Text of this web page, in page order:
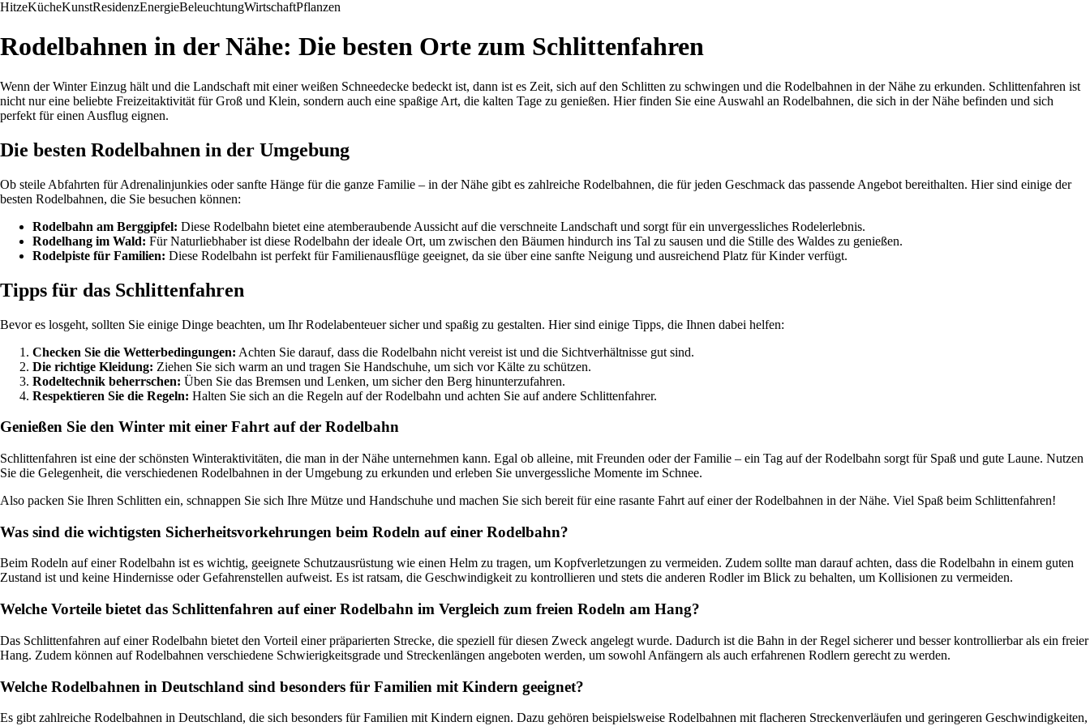
HitzeKücheKunstResidenzEnergieBeleuchtungWirtschaftPflanzen
Rodelbahnen in der Nähe: Die besten Orte zum Schlittenfahren
Wenn der Winter Einzug hält und die Landschaft mit einer weißen Schneedecke bedeckt ist, dann ist es Zeit, sich auf den Schlitten zu schwingen und die Rodelbahnen in der Nähe zu erkunden. Schlittenfahren ist
nicht nur eine beliebte Freizeitaktivität für Groß und Klein, sondern auch eine spaßige Art, die kalten Tage zu genießen. Hier finden Sie eine Auswahl an Rodelbahnen, die sich in der Nähe befinden und sich
perfekt für einen Ausflug eignen.
Die besten Rodelbahnen in der Umgebung
Ob steile Abfahrten für Adrenalinjunkies oder sanfte Hänge für die ganze Familie – in der Nähe gibt es zahlreiche Rodelbahnen, die für jeden Geschmack das passende Angebot bereithalten. Hier sind einige der
besten Rodelbahnen, die Sie besuchen können:
Rodelbahn am Berggipfel: Diese Rodelbahn bietet eine atemberaubende Aussicht auf die verschneite Landschaft und sorgt für ein unvergessliches Rodelerlebnis.
Rodelhang im Wald: Für Naturliebhaber ist diese Rodelbahn der ideale Ort, um zwischen den Bäumen hindurch ins Tal zu sausen und die Stille des Waldes zu genießen.
Rodelpiste für Familien: Diese Rodelbahn ist perfekt für Familienausflüge geeignet, da sie über eine sanfte Neigung und ausreichend Platz für Kinder verfügt.
Tipps für das Schlittenfahren
Bevor es losgeht, sollten Sie einige Dinge beachten, um Ihr Rodelabenteuer sicher und spaßig zu gestalten. Hier sind einige Tipps, die Ihnen dabei helfen:
Checken Sie die Wetterbedingungen: Achten Sie darauf, dass die Rodelbahn nicht vereist ist und die Sichtverhältnisse gut sind.
Die richtige Kleidung: Ziehen Sie sich warm an und tragen Sie Handschuhe, um sich vor Kälte zu schützen.
Rodeltechnik beherrschen: Üben Sie das Bremsen und Lenken, um sicher den Berg hinunterzufahren.
Respektieren Sie die Regeln: Halten Sie sich an die Regeln auf der Rodelbahn und achten Sie auf andere Schlittenfahrer.
Genießen Sie den Winter mit einer Fahrt auf der Rodelbahn
Schlittenfahren ist eine der schönsten Winteraktivitäten, die man in der Nähe unternehmen kann. Egal ob alleine, mit Freunden oder der Familie – ein Tag auf der Rodelbahn sorgt für Spaß und gute Laune. Nutzen
Sie die Gelegenheit, die verschiedenen Rodelbahnen in der Umgebung zu erkunden und erleben Sie unvergessliche Momente im Schnee.
Also packen Sie Ihren Schlitten ein, schnappen Sie sich Ihre Mütze und Handschuhe und machen Sie sich bereit für eine rasante Fahrt auf einer der Rodelbahnen in der Nähe. Viel Spaß beim Schlittenfahren!
Was sind die wichtigsten Sicherheitsvorkehrungen beim Rodeln auf einer Rodelbahn?
Beim Rodeln auf einer Rodelbahn ist es wichtig, geeignete Schutzausrüstung wie einen Helm zu tragen, um Kopfverletzungen zu vermeiden. Zudem sollte man darauf achten, dass die Rodelbahn in einem guten
Zustand ist und keine Hindernisse oder Gefahrenstellen aufweist. Es ist ratsam, die Geschwindigkeit zu kontrollieren und stets die anderen Rodler im Blick zu behalten, um Kollisionen zu vermeiden.
Welche Vorteile bietet das Schlittenfahren auf einer Rodelbahn im Vergleich zum freien Rodeln am Hang?
Das Schlittenfahren auf einer Rodelbahn bietet den Vorteil einer präparierten Strecke, die speziell für diesen Zweck angelegt wurde. Dadurch ist die Bahn in der Regel sicherer und besser kontrollierbar als ein freier
Hang. Zudem können auf Rodelbahnen verschiedene Schwierigkeitsgrade und Streckenlängen angeboten werden, um sowohl Anfängern als auch erfahrenen Rodlern gerecht zu werden.
Welche Rodelbahnen in Deutschland sind besonders für Familien mit Kindern geeignet?
Es gibt zahlreiche Rodelbahnen in Deutschland, die sich besonders für Familien mit Kindern eignen. Dazu gehören beispielsweise Rodelbahnen mit flacheren Streckenverläufen und geringeren Geschwindigkeiten,